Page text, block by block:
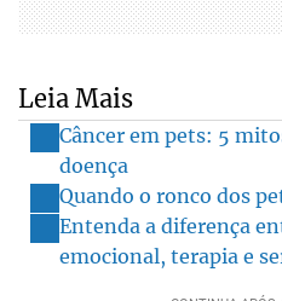
Leia Mais
Câncer em pets: 5
doença
Quando o ronco dos
Entenda a diferença
emocional, terapia e